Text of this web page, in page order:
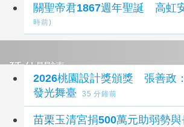
關聖帝君1867週年聖誕 高虹
時前)
延伸閱讀
2026桃園設計獎頒獎 張善政
發光舞臺
35 分鐘前
苗栗玉清宮捐500萬元助弱勢